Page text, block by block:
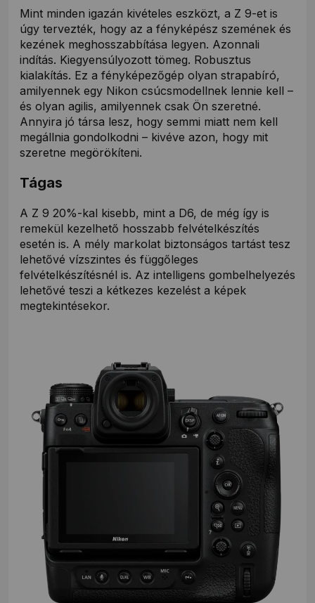
Mint minden igazán kivételes eszközt, a Z 9-et is
úgy tervezték, hogy az a fényképész szemének és
kezének meghosszabbítása legyen. Azonnali
indítás. Kiegyensúlyozott tömeg. Robusztus
kialakítás. Ez a fényképezőgép olyan strapabíró,
amilyennek egy Nikon csúcsmodellnek lennie kell –
és olyan agilis, amilyennek csak Ön szeretné.
Annyira jó társa lesz, hogy semmi miatt nem kell
megállnia gondolkodni – kivéve azon, hogy mit
szeretne megörökíteni.
Tágas
A Z 9 20%-kal kisebb, mint a D6, de még így is
remekül kezelhető hosszabb felvételkészítés
esetén is. A mély markolat biztonságos tartást tesz
lehetővé vízszintes és függőleges
felvételkészítésnél is. Az intelligens gombelhelyezés
lehetővé teszi a kétkezes kezelést a képek
megtekintésekor.